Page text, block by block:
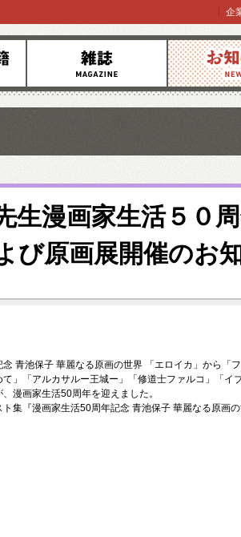
雑誌 お知らせ
企
生漫画家生活５０
び原画展開催のお
念 青池保子 華麗なる原画の世界 「エロイカ」から「フ
て」「アルカサルー王城ー」「修道士ファルコ」「
漫画家生活50周年を迎えました。
集『漫画家生活50周年記念 青池保子 華麗なる原画